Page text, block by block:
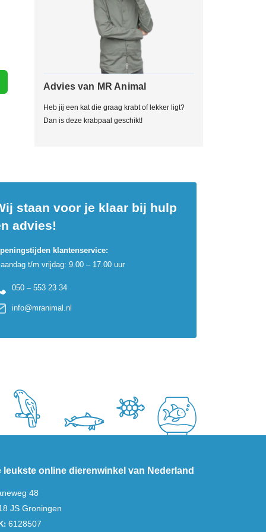
Advies van MR Animal
Heb jij een kat die graag krabt of lekker ligt?
Dan is deze krabpaal geschikt!
staan voor je klaar bij hulp
advies!
klantenservice:
t/m vrijdag: 9.00 – 17.00 uur
050 – 553 23 34
info@mranimal.nl
leukste online dierenwinkel van Nederland
48
JS Groningen
6128507